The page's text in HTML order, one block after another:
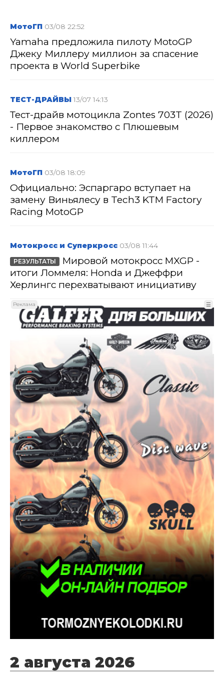
МотоГП 03/08 22:52
Yamaha предложила пилоту MotoGP
Джеку Миллеру миллион за спасение
проекта в World Superbike
ТЕСТ-ДРАЙВЫ 13/07 14:13
Тест-драйв мотоцикла Zontes 703T (2026)
- Первое знакомство с Плюшевым
киллером
МотоГП 03/08 18:09
Официально: Эспаргаро вступает на
замену Виньялесу в Tech3 KTM Factory
Racing MotoGP
Мотокросс и Суперкросс 03/08 11:44
РЕЗУЛЬТАТЫ
Мировой мотокросс MXGP -
итоги Ломмеля: Honda и Джеффри
Херлингс перехватывают инициативу
Реклама ☰
2 августа 2026